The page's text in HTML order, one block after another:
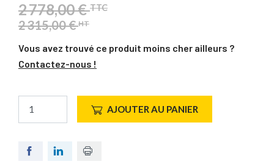
2 778,00 €TTC
2 315,00 €HT
Vous avez trouvé ce produit moins cher ailleurs ?
Contactez-nous !
AJOUTER AU PANIER